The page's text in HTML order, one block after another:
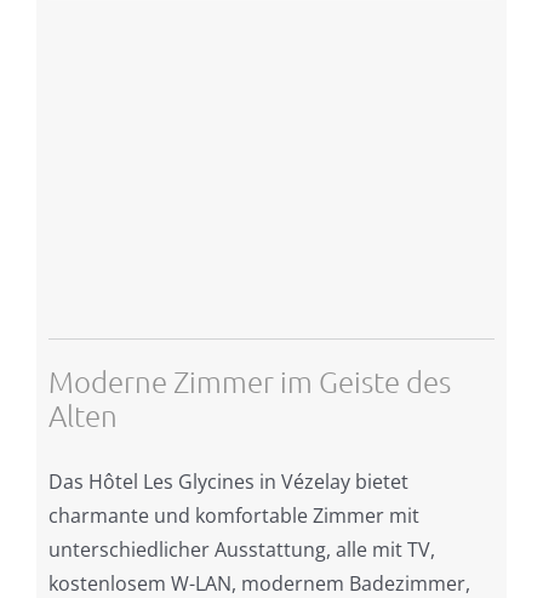
Moderne Zimmer im Geiste des
Alten
Das Hôtel Les Glycines in Vézelay bietet
charmante und komfortable Zimmer mit
unterschiedlicher Ausstattung, alle mit TV,
kostenlosem W-LAN, modernem Badezimmer,